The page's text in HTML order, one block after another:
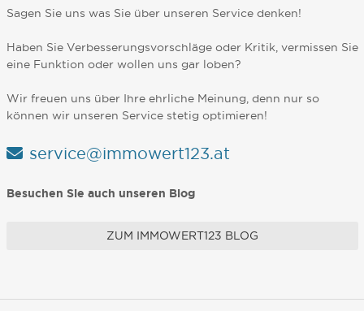
Sagen Sie uns was Sie über unseren Service denken!
Haben Sie Verbesserungsvorschläge oder Kritik, vermissen Sie
eine Funktion oder wollen uns gar loben?
Wir freuen uns über Ihre ehrliche Meinung, denn nur so
können wir unseren Service stetig optimieren!
service@immowert123.at
Besuchen Sie auch unseren Blog
ZUM IMMOWERT123 BLOG